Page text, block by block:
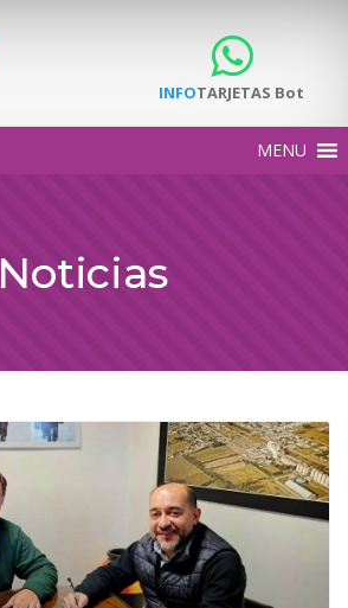
INFOTARJETAS Bot
Noticias